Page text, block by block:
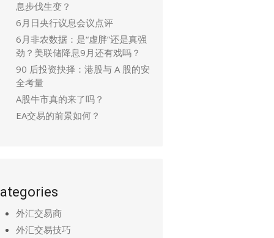
息步伐生变？
6月日央行议息会议点评
6月非农数据：是“虚胖”还是真强
劲？美联储降息9月还有戏吗？
90 后投资抉择：港股与 A 股的安
全考量
A股牛市真的来了吗？
EA交易的前景如何？
外汇交易商
外汇交易技巧